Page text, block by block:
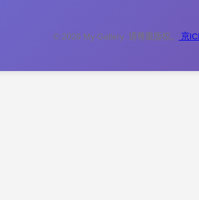
© 2026 My Gallery. 请尊重版权。 京